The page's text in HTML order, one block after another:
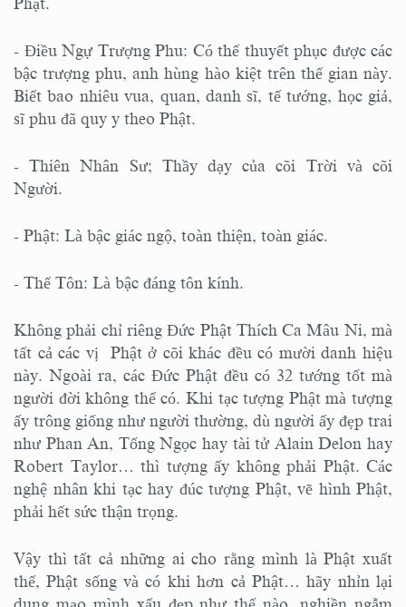
Phật.
- Điều Ngự Trượng Phu: Có thế thuyết phục được các
bậc trượng phu, anh hùng hào kiệt trên thế gian này.
Biết bao nhiêu vua, quan, danh sĩ, tế tướng, học giả,
sĩ phu đã quy y theo Phật.
- Thiên Nhân Sư; Thầy dạy của cõi Trời và cõi
Người.
- Phật: Là bậc giác ngộ, toàn thiện, toàn giác.
- Thế Tôn: Là bậc đáng tôn kính.
Không phải chỉ riêng Đức Phật Thích Ca Mâu Ni, mà
tất cả các vị Phật ở cõi khác đều có mười danh hiệu
này. Ngoài ra, các Đức Phật đều có 32 tướng tốt mà
người đời không thể có. Khi tạc tượng Phật mà tượng
ấy trông giống như người thường, dù người ấy đẹp trai
như Phan An, Tống Ngọc hay tài tử Alain Delon hay
Robert Taylor… thì tượng ấy không phải Phật. Các
nghệ nhân khi tạc hay đúc tượng Phật, vẽ hình Phật,
phải hết sức thận trọng.
Vậy thì tất cả những ai cho rằng mình là Phật xuất
thế, Phật sống và có khi hơn cả Phật… hãy nhỉn lại